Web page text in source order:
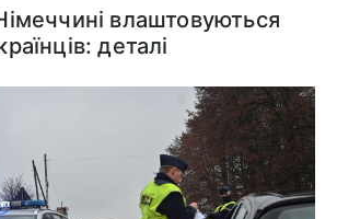
влаштовуються
деталі